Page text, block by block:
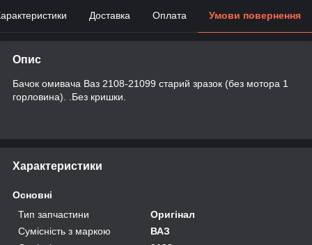
Доставка Оплата Умови повернення
Опис
Бачок омивача Ваз 2108-21099 старий зразок (без мотора 1
горловина). .Без кришки.
Характеристики
Основні
Тип запчастини
Оригінал
Сумісність з маркою
ВАЗ